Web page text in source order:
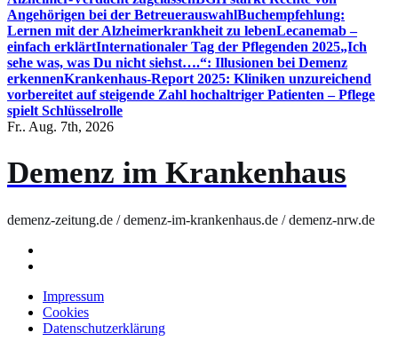
Angehörigen bei der BetreuerauswahlBuchempfehlung:
Lernen mit der Alzheimerkrankheit zu lebenLecanemab –
einfach erklärtInternationaler Tag der Pflegenden 2025„Ich
sehe was, was Du nicht siehst….“: Illusionen bei Demenz
erkennenKrankenhaus-Report 2025: Kliniken unzureichend
vorbereitet auf steigende Zahl hochaltriger Patienten – Pflege
spielt Schlüsselrolle
Fr.. Aug. 7th, 2026
Demenz im Krankenhaus
demenz-zeitung.de / demenz-im-krankenhaus.de / demenz-nrw.de
Impressum
Cookies
Datenschutzerklärung